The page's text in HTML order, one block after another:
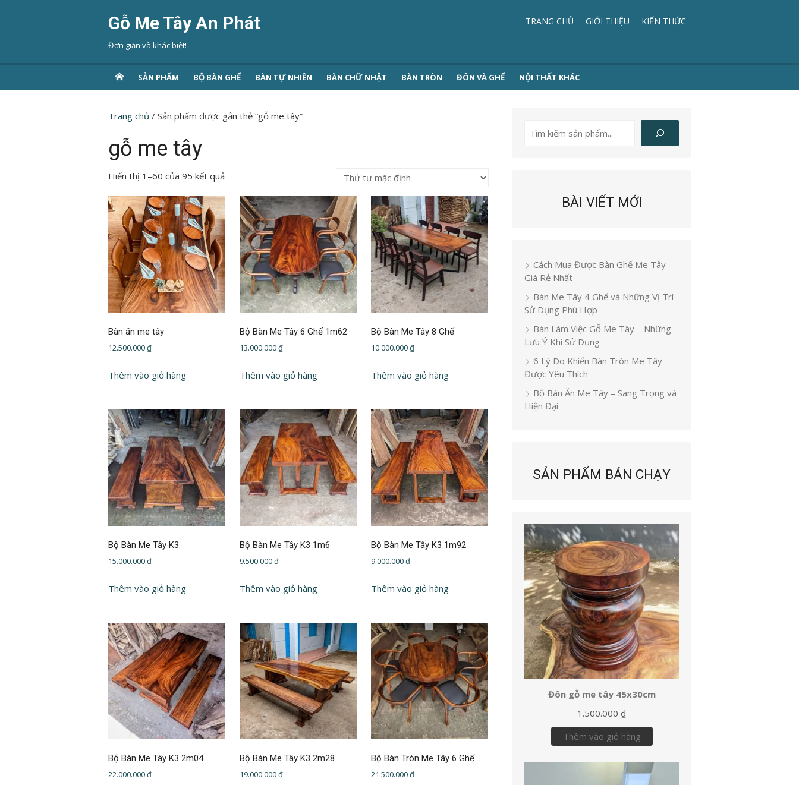
Gỗ Me Tây An Phát
Đơn giản và khác biệt!
TRANG CHỦ GIỚI THIỆU KIẾN THỨC
SẢN PHẨM BỘ BÀN GHẾ BÀN TỰ NHIÊN BÀN CHỮ NHẬT BÀN TRÒN ĐÔN VÀ GHẾ NỘI THẤT KHÁC
Trang chủ / Sản phẩm được gắn thẻ “gỗ me tây”
gỗ me tây
Hiển thị 1–60 của 95 kết quả
Bàn ăn me tây
12.500.000₫
Thêm vào giỏ hàng
Bộ Bàn Me Tây 6 Ghế 1m62
13.000.000₫
Thêm vào giỏ hàng
Bộ Bàn Me Tây 8 Ghế
10.000.000₫
Thêm vào giỏ hàng
Bộ Bàn Me Tây K3
15.000.000₫
Thêm vào giỏ hàng
Bộ Bàn Me Tây K3 1m6
9.500.000₫
Thêm vào giỏ hàng
Bộ Bàn Me Tây K3 1m92
9.000.000₫
Thêm vào giỏ hàng
Bộ Bàn Me Tây K3 2m04
22.000.000₫
Bộ Bàn Me Tây K3 2m28
19.000.000₫
Bộ Bàn Tròn Me Tây 6 Ghế
21.500.000₫
Tìm
BÀI VIẾT MỚI
Cách Mua Được Bàn Ghế Me Tây
Giá Rẻ Nhất
Bàn Me Tây 4 Ghế và Những Vị Trí
Sử Dụng Phù Hợp
Bàn Làm Việc Gỗ Me Tây – Những
Lưu Ý Khi Sử Dụng
6 Lý Do Khiến Bàn Tròn Me Tây
Được Yêu Thích
Bộ Bàn Ăn Me Tây – Sang Trọng và
Hiện Đại
SẢN PHẨM BÁN CHẠY
Đôn gỗ me tây 45x30cm
1.500.000 ₫
Thêm vào giỏ hàng